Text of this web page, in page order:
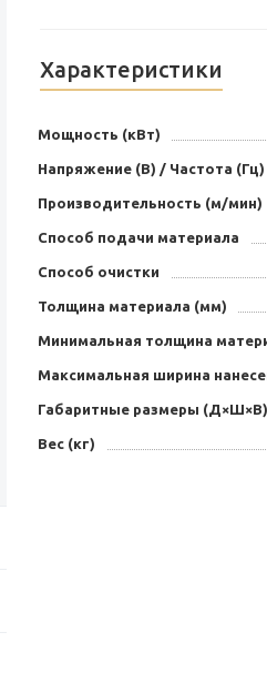
Характеристики
Мощность (кВт)
Напряжение (В) / Частота (Гц)
Производительность (м/мин)
Способ подачи материала
Способ очистки
Толщина материала (мм)
Минимальная толщина
Максимальная ширина
Габаритные размеры
Вес (кг)